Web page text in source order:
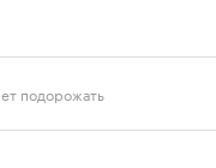
подорожать